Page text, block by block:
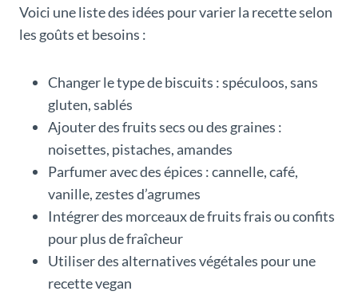
Voici une liste des idées pour varier la recette selon
les goûts et besoins :
Changer le type de biscuits : spéculoos, sans
gluten, sablés
Ajouter des fruits secs ou des graines :
noisettes, pistaches, amandes
Parfumer avec des épices : cannelle, café,
vanille, zestes d’agrumes
Intégrer des morceaux de fruits frais ou confits
pour plus de fraîcheur
Utiliser des alternatives végétales pour une
recette vegan